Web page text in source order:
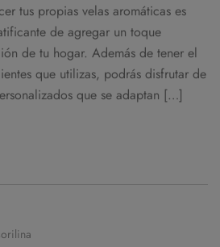
tus propias velas aromáticas es
de agregar un toque
de tu hogar. Además de tener el
que utilizas, podrás disfrutar de
que se adaptan […]